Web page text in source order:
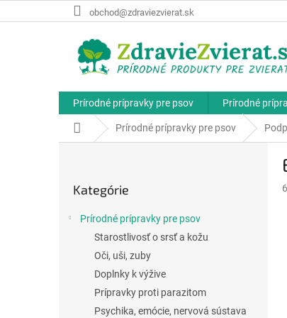
na
obchod@zdraviezvierat.sk
Prírodné prípravky pre psov Prírodné
DomovPrírodné prípravky pre psov
kategórie
Kategórie
Prírodné prípravky pre psov
Starostlivosť o srsť a kožu
Oči, uši, zuby
Doplnky k výžive
Prípravky proti parazitom
Psychika, emócie, nervová sústava